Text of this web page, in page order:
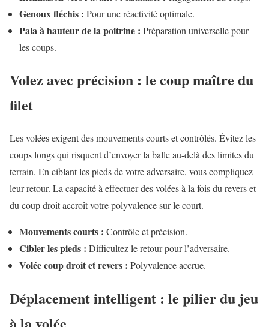
Genoux fléchis : Pour une réactivité optimale.
Pala à hauteur de la poitrine : Préparation universelle pour
les coups.
Volez avec précision : le coup maître du
filet
Les volées exigent des mouvements courts et contrôlés. Évitez les
coups longs qui risquent d’envoyer la balle au-delà des limites du
terrain. En ciblant les pieds de votre adversaire, vous compliquez
leur retour. La capacité à effectuer des volées à la fois du revers et
du coup droit accroît votre polyvalence sur le court.
Mouvements courts : Contrôle et précision.
Cibler les pieds : Difficultez le retour pour l’adversaire.
Volée coup droit et revers : Polyvalence accrue.
Déplacement intelligent : le pilier du jeu